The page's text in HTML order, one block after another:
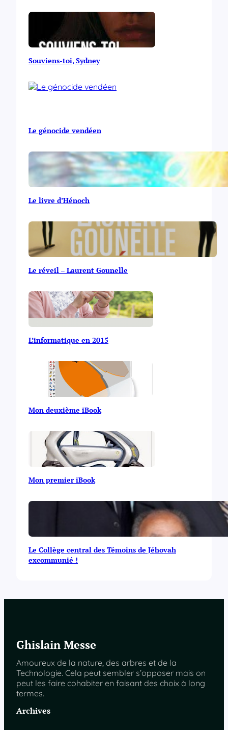
Souviens-toi, Sydney
Le génocide vendéen
Le livre d’Hénoch
Le réveil – Laurent Gounelle
L’informatique en 2015
Mon deuxième iBook
Mon premier iBook
Le Collège central des Témoins de Jéhovah
excommunié !
Ghislain Messe
Amoureux de la nature, des arbres et de la
Technologie. Cela peut sembler s’opposer mais on
peut les faire cohabiter en faisant des choix à long
termes.
Archives